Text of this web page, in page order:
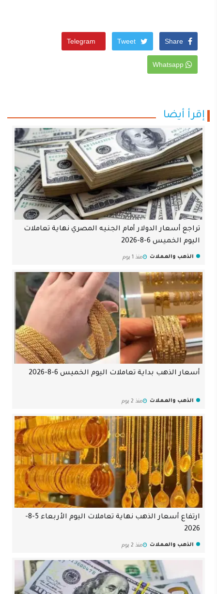
إقرأ أيضا
تراجع أسعار الدولار أمام الجنيه المصري نهاية تعاملات
اليوم الخميس 6-8-2026
الذهب والعملات منذ 1 يوم
أسعار الذهب بداية تعاملات اليوم الخميس 6-8-2026
الذهب والعملات منذ 2 يوم
ارتفاع أسعار الذهب نهاية تعاملات اليوم الأربعاء 5-8-
2026
الذهب والعملات منذ 2 يوم